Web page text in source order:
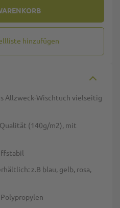
hinzufügen
Allzweck-Wischtuch vielseitig
(140g/m2), mit
z.B blau, gelb, rosa,
Polypropylen